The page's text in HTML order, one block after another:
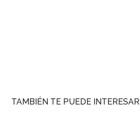
TAMBIÉN TE PUEDE INTERESAR